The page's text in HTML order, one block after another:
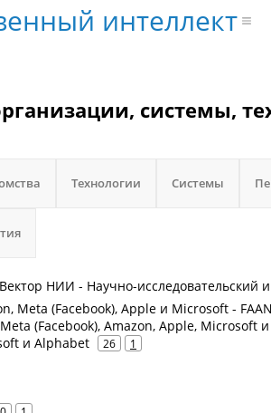
интеллект
системы,
Технологии Системы
НИИ - Научно-исследовательский
Meta (Facebook), Apple и Microsoft -
(Facebook), Amazon, Apple, Microsoft
и Alphabet
26 1